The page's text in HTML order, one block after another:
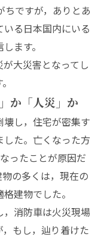
ですが，ありとあ
る日本国内にいる
ます。
大災害となってし
か「人災」か
し，住宅が密集す
た。亡くなった方
ったことが原因だ
の多くは，現在の
建物でした。
消防車は火災現場
もし，辿り着けた